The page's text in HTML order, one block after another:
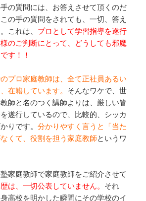
の質問には、お答えさせて頂くのだ
の手の質問をされても、一切、答え
これは、 プロとして学習指導を遂行
のご判断にとって、どうしても邪魔
す！！
プロ家庭教師は、全て正社員あるい
在籍しています。 そんなワケで、世
師と名のつく講師よりは、厳しい管
遂行しているので、比較的、シッカ
りです。分かりやすく言うと「当た
くて、役割を担う家庭教師というワ
家庭教師で家庭教師をご紹介させて
は、一切公表していません。 それ
高校を明かした瞬間にその学校のイ